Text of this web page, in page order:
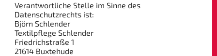
Verantwortliche Stelle im Sinne des
Datenschutzrechts ist:
Björn Schlender
Textilpflege Schlender
Friedrichstraße 1
21614 Buxtehude